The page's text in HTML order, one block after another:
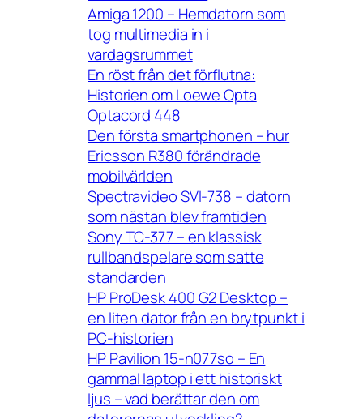
Amiga 1200 – Hemdatorn som
tog multimedia in i
vardagsrummet
En röst från det förflutna:
Historien om Loewe Opta
Optacord 448
Den första smartphonen – hur
Ericsson R380 förändrade
mobilvärlden
Spectravideo SVI-738 – datorn
som nästan blev framtiden
Sony TC-377 – en klassisk
rullbandspelare som satte
standarden
HP ProDesk 400 G2 Desktop –
en liten dator från en brytpunkt i
PC-historien
HP Pavilion 15-n077so – En
gammal laptop i ett historiskt
ljus – vad berättar den om